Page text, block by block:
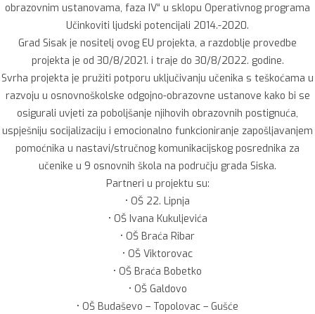
obrazovnim ustanovama, faza IV“ u sklopu Operativnog programa
Učinkoviti ljudski potencijali 2014.-2020.
Grad Sisak je nositelj ovog EU projekta, a razdoblje provedbe
projekta je od 30/8/2021. i traje do 30/8/2022. godine.
Svrha projekta je pružiti potporu uključivanju učenika s teškoćama u
razvoju u osnovnoškolske odgojno-obrazovne ustanove kako bi se
osigurali uvjeti za poboljšanje njihovih obrazovnih postignuća,
uspješniju socijalizaciju i emocionalno funkcioniranje zapošljavanjem
pomoćnika u nastavi/stručnog komunikacijskog posrednika za
učenike u 9 osnovnih škola na području grada Siska.
Partneri u projektu su:
• OŠ 22. Lipnja
• OŠ Ivana Kukuljevića
• OŠ Braća Ribar
• OŠ Viktorovac
• OŠ Braća Bobetko
• OŠ Galdovo
• OŠ Budaševo – Topolovac – Gušće